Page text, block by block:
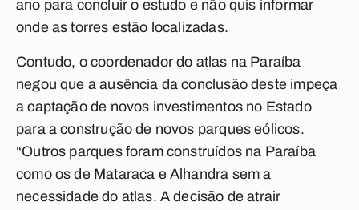
ano para concluir o estudo e não quis informar
onde as torres estão localizadas.
Contudo, o coordenador do atlas na Paraíba
negou que a ausência da conclusão deste impeça
a captação de novos investimentos no Estado
para a construção de novos parques eólicos.
“Outros parques foram construídos na Paraíba
como os de Mataraca e Alhandra sem a
necessidade do atlas. A decisão de atrair